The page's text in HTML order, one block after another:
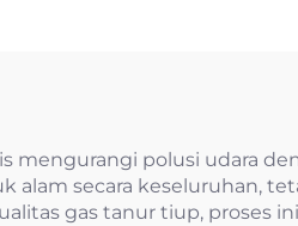
mengurangi polusi udara
alam secara keseluruhan,
gas tanur tiup, proses ini